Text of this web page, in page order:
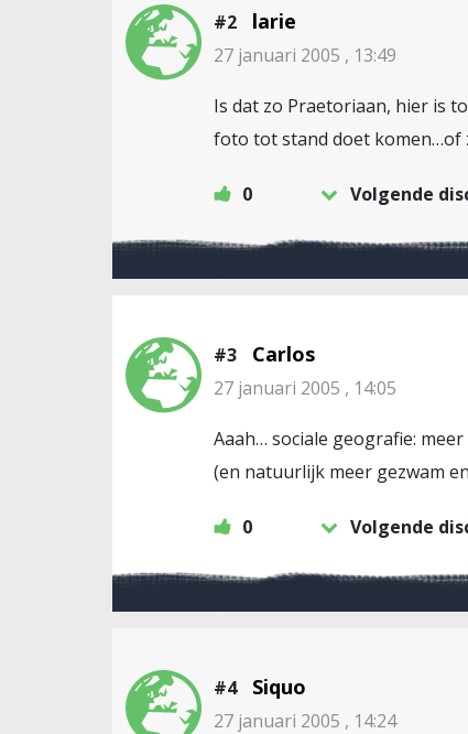
#2 larie
27 januari 2005 , 13:49
Is dat zo Praetoriaan, hier is
foto tot stand doet komen…of
0 Volgende
#3 Carlos
27 januari 2005 , 14:05
Aaah… sociale geografie:
(en natuurlijk meer gezwam
0 Volgende
#4 Siquo
27 januari 2005 , 14:24